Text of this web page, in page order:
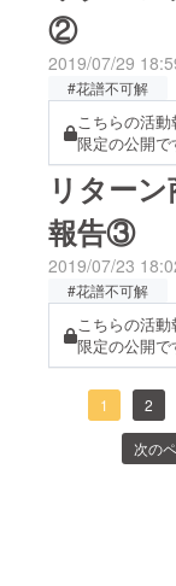
りました。是
測」を沢山の
頂きたいです
9/14にはニコ
「不可解」の
放送を実施
ました。当日
した方から本
声を頂き、本
ではなかっ
ローズドの有
形で"再放送
ver."の一度限
②
2019/07/29
#花譜不可解
こちらの活
限定の公開で
リター
報告③
2019/07/23
#花譜不可解
こちらの活
限定の公開で
1 2
次の